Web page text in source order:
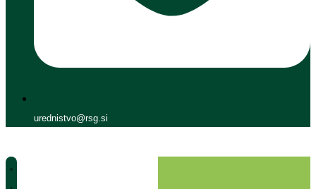
urednistvo@rsg.si